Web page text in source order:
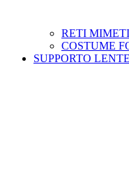
RETI
COSTUME
SUPPORTO LENTE